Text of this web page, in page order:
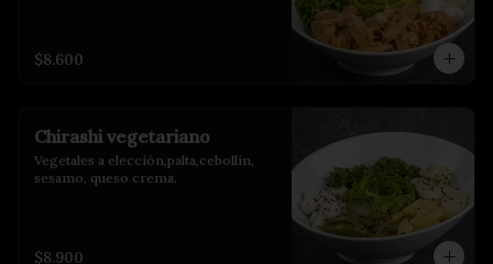
$8.600
Chirashi vegetariano
Vegetales a elección,palta,cebollin,
sesamo, queso crema.
$8.900